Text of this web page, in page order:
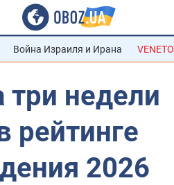
Война Израиля и Ирана VENETO
три недели
рейтинге
2026